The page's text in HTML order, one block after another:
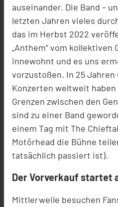
auseinander. Die Band –
letzten Jahren vieles
das im Herbst 2022
„Anthem“ vom kollektiven
innewohnt und es uns
vorzustoßen. In 25
Konzerten weltweit haben
Grenzen zwischen den
sind zu einer Band
einem Tag mit The
Motörhead die Bühne
tatsächlich passiert ist).
Der Vorverkauf startet
Mittlerweile besuchen